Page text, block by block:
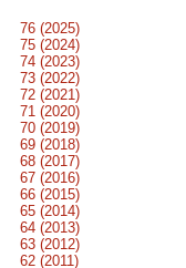
76 (2025)
75 (2024)
74 (2023)
73 (2022)
72 (2021)
71 (2020)
70 (2019)
69 (2018)
68 (2017)
67 (2016)
66 (2015)
65 (2014)
64 (2013)
63 (2012)
62 (2011)